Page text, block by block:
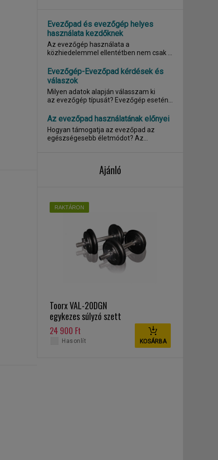
Evezőpad és evezőgép helyes
használata kezdőknek
Az evezőgép használata a
közhiedelemmel ellentétben nem csak a
Evezőgép-Evezőpad kérdések és
válaszok
Milyen adatok alapján válasszam ki
az evezőgép típusát? Evezőgép esetén
Az evezőpad használatának előnyei
Hogyan támogatja az evezőpad az
egészségesebb életmódot? Az
Ajánló
RAKTÁRON
Toorx VAL-20DGN
egykezes súlyzó szett
20 kg
24 900 Ft
KOSÁRBA
Hasonlít